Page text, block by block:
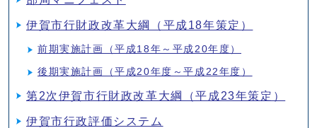
伊賀市行財政改革大綱（平成18年策定）
前期実施計画（平成18年～平成20年度）
後期実施計画（平成20年度～平成22年度）
第2次伊賀市行財政改革大綱（平成23年策定）
伊賀市行政評価システム